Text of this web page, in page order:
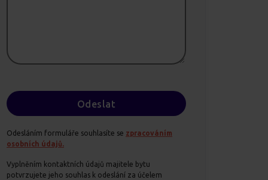
Odesláním formuláře souhlasíte se zpracováním
osobních údajů.
Vyplněním kontaktních údajů majitele bytu
potvrzujete jeho souhlas k odeslání za účelem